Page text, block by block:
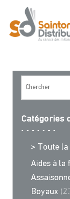
content
Catégories
> Toute
Aides à la
Boyaux